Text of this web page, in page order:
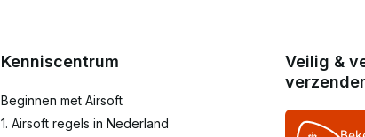
Kenniscentrum
Beginnen met Airsoft
1. Airsoft regels in Nederland
Veilig &